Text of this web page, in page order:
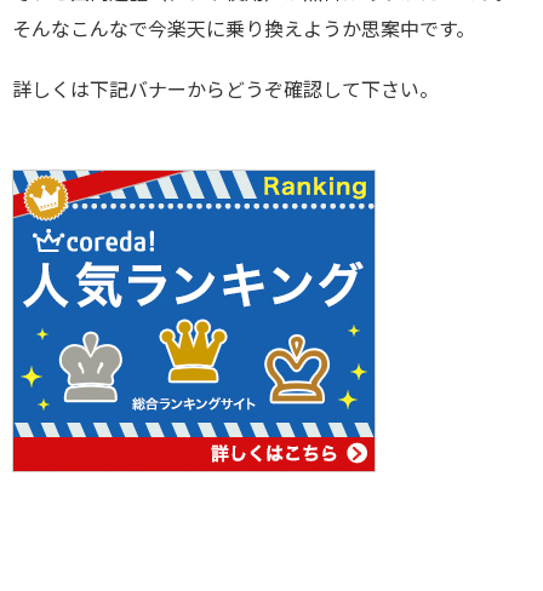
そんなこんなで今楽天に乗り換えようか思案中です。
詳しくは下記バナーからどうぞ確認して下さい。